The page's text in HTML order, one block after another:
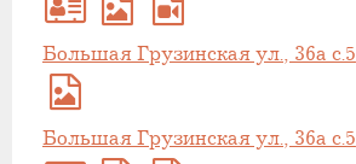
Большая Грузинская ул., 36а с.5
Большая Грузинская ул., 36а с.5